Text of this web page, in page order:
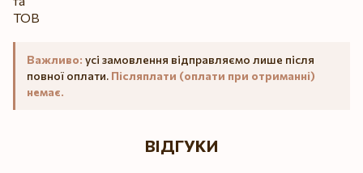
Важливо: усі замовлення відправляємо лише після
повної оплати. Післяплати (оплати при отриманні)
немає.
ВІДГУКИ